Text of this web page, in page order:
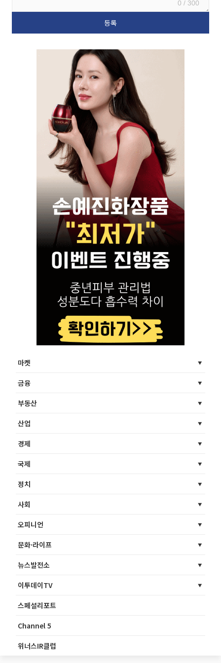
0 / 300
마켓
금융
부동산
산업
경제
국제
정치
사회
오피니언
문화·라이프
뉴스발전소
이투데이TV
스페셜리포트
Channel 5
위너스IR클럽